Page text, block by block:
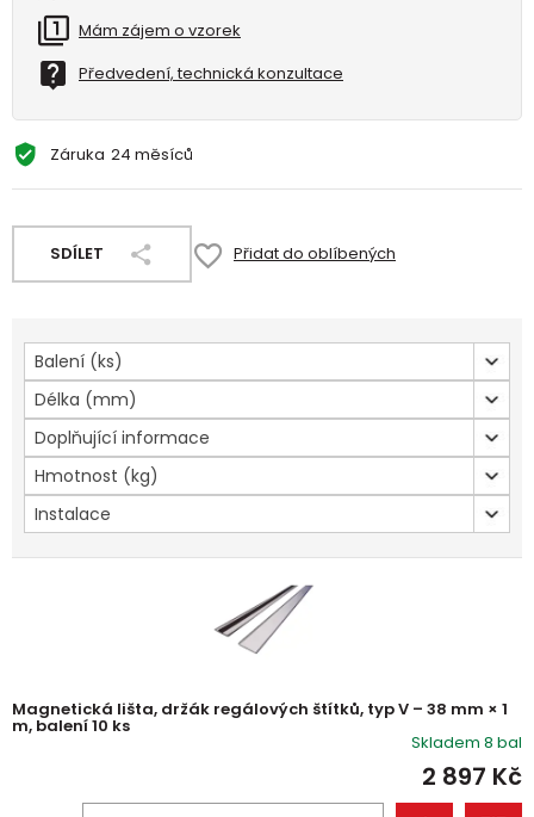
Mám zájem o vzorek
Předvedení, technická konzultace
Záruka 24 měsíců
SDÍLET Přidat do oblíbených
Balení (ks)
Délka (mm)
Doplňující informace
Hmotnost (kg)
Instalace
Magnetická lišta, držák regálových štítků, typ V – 38 mm × 1
m, balení 10 ks
Skladem 8 bal
2 897 Kč